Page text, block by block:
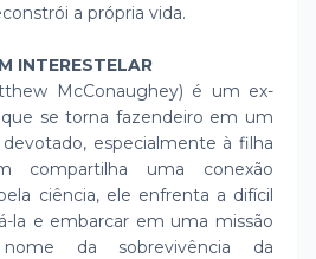
a própria vida.
INTERESTELAR
McConaughey) é um ex-
se torna fazendeiro em um
especialmente à filha
compartilha uma conexão
ciência, ele enfrenta a difícil
la e embarcar em uma missão
da sobrevivência da